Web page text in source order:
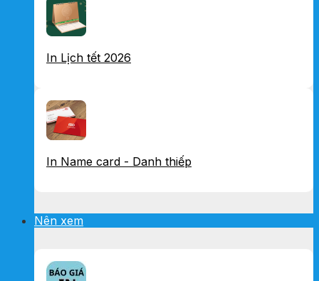
In Lịch tết 2026
In Name card - Danh thiếp
Nên xem